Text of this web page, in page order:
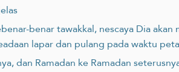
benar tawakkal, nescaya Dia
lapar dan pulang pada waktu
dan Ramadan ke Ramadan